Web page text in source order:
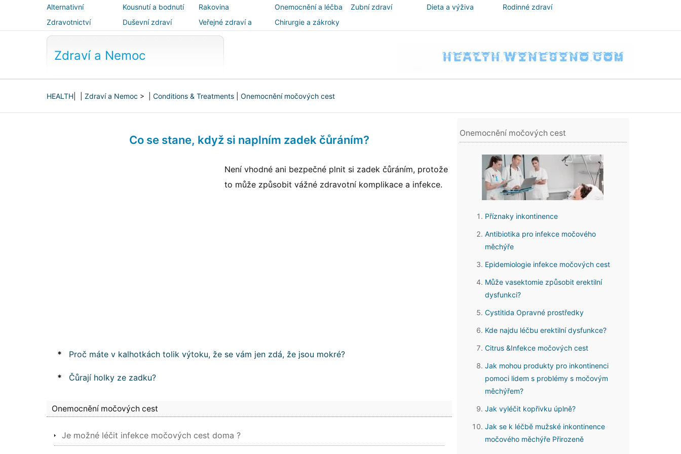
Alternativní
medicína
Kousnutí a bodnutí Rakovina Onemocnění a léčba Zubní zdraví Dieta a výživa
Rodinné zdraví
Zdravotnictví
Duševní zdraví
Veřejné zdraví a
bezpečnost
Chirurgie a zákroky
Zdraví a Nemoc
HEALTH Zdraví a Nemoc > | Conditions & Treatments Onemocnění močových cest
Co se stane, když si naplním zadek čůráním?
Není vhodné ani bezpečné plnit si zadek čůráním, protože
to může způsobit vážné zdravotní komplikace a infekce.
* Proč máte v kalhotkách tolik výtoku, že se vám jen zdá, že jsou mokré?
* Čůrají holky ze zadku?
Onemocnění močových cest
Je možné léčit infekce močových cest doma ?
Onemocnění močových cest
Příznaky inkontinence
Antibiotika pro infekce močového
měchýře
Epidemiologie infekce močových cest
Může vasektomie způsobit erektilní
dysfunkci?
Cystitida Opravné prostředky
Kde najdu léčbu erektilní dysfunkce?
Citrus &Infekce močových cest
Jak mohou produkty pro inkontinenci
pomoci lidem s problémy s močovým
měchýřem?
Jak vyléčit kopřivku úplně?
Jak se k léčbě mužské inkontinence
močového měchýře Přirozeně